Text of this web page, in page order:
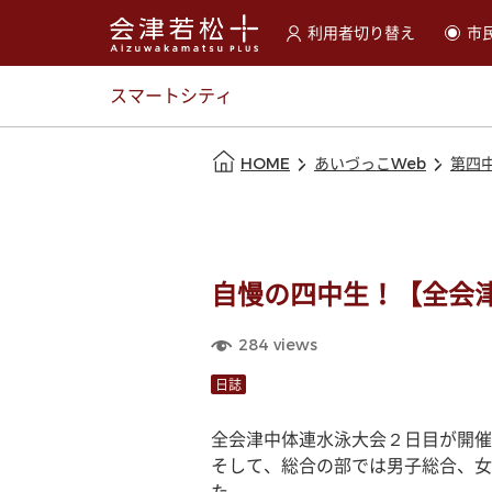
利用者切り替え
選択すると利用者の切替市
スマートシティ
HOME あいづっこWeb 第四
自慢の四中生！【全会
284 views
日誌
全会津中体連水泳大会２日目が開
そして、総合の部では男子総合、